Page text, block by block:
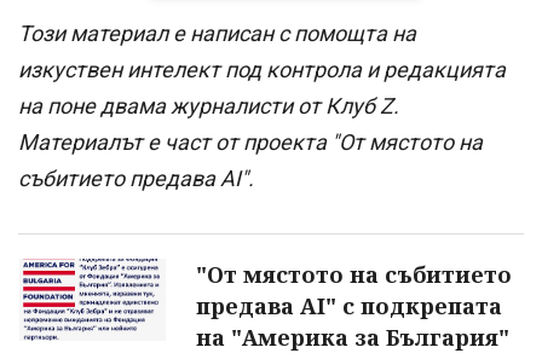
Този материал е написан с помощта на
изкуствен интелект под контрола и редакцията
на поне двама журналисти от Клуб Z.
Материалът е част от проекта "От мястото на
събитието предава AI".
"От мястото на събитието
предава AI" с подкрепата
на "Америка за България"